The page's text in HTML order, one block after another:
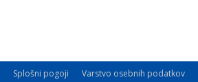
Splošni pogoji Varstvo osebnih podatkov